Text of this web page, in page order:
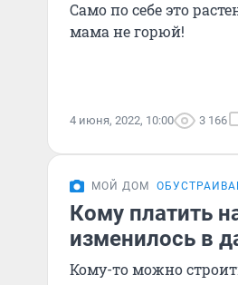
Само по себе это
мама не горюй!
4 июня, 2022, 10:00 3 166
МОЙ ДОМ
Кому платить
изменилось в
Кому-то можно